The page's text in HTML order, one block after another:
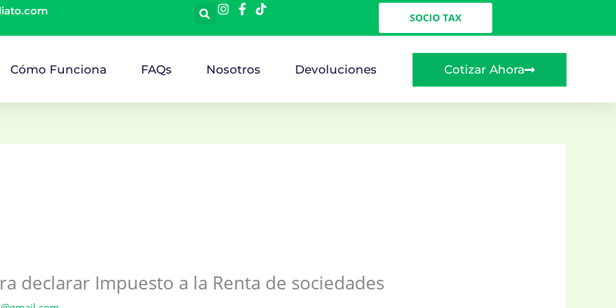
SOCIO TAX
Cómo Funciona FAQs Nosotros Devoluciones Cotizar Ahora
declarar Impuesto a la Renta de sociedades